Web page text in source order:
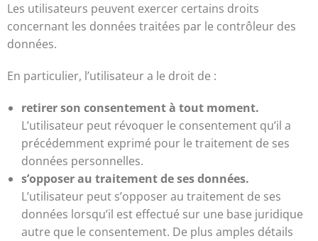
Les utilisateurs peuvent exercer certains droits
concernant les données traitées par le contrôleur des
données.
En particulier, l’utilisateur a le droit de :
retirer son consentement à tout moment.
L’utilisateur peut révoquer le consentement qu’il a
précédemment exprimé pour le traitement de ses
données personnelles.
s’opposer au traitement de ses données.
L’utilisateur peut s’opposer au traitement de ses
données lorsqu’il est effectué sur une base juridique
autre que le consentement. De plus amples détails